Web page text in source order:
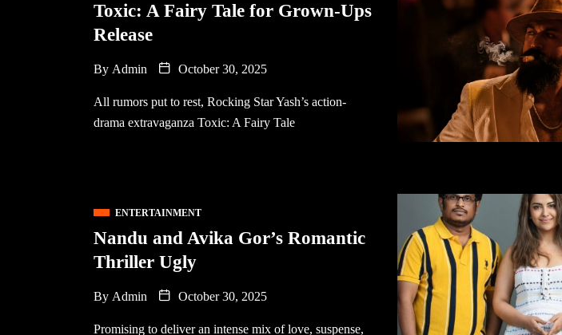
Toxic: A Fairy Tale for Grown-Ups
Release
By Admin October 30, 2025
All rumors put to rest, Rocking Star Yash’s action-
drama extravaganza Toxic: A Fairy Tale
ENTERTAINMENT
Nandu and Avika Gor’s Romantic
Thriller Ugly
By Admin October 30, 2025
Promising to deliver an intense mix of love, suspense,